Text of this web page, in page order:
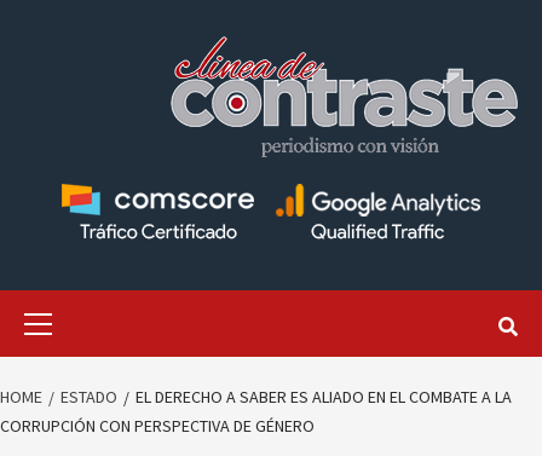
HOME ESTADO
EL DERECHO A SABER ES ALIADO EN EL COMBATE A LA
CORRUPCIÓN CON PERSPECTIVA DE GÉNERO